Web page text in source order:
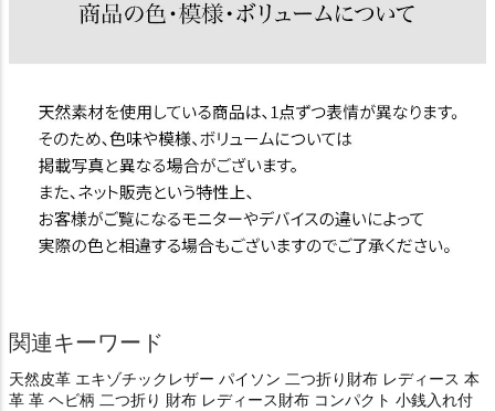
関連キーワード
天然皮革 エキゾチックレザー パイソン 二つ折り財布 レディース 本
革 革 ヘビ柄 二つ折り 財布 レディース財布 コンパクト 小銭入れ付